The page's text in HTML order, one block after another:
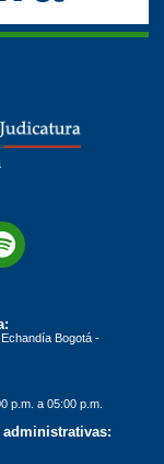
Bogotá -
p.m. a 05:00 p.m.